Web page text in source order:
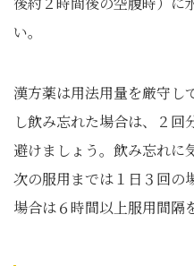
い。
漢方薬は用法用量を厳守し
し飲み忘れた場合は、２
避けましょう。飲み忘れに
次の服用までは１日３回の
場合は６時間以上服用間隔